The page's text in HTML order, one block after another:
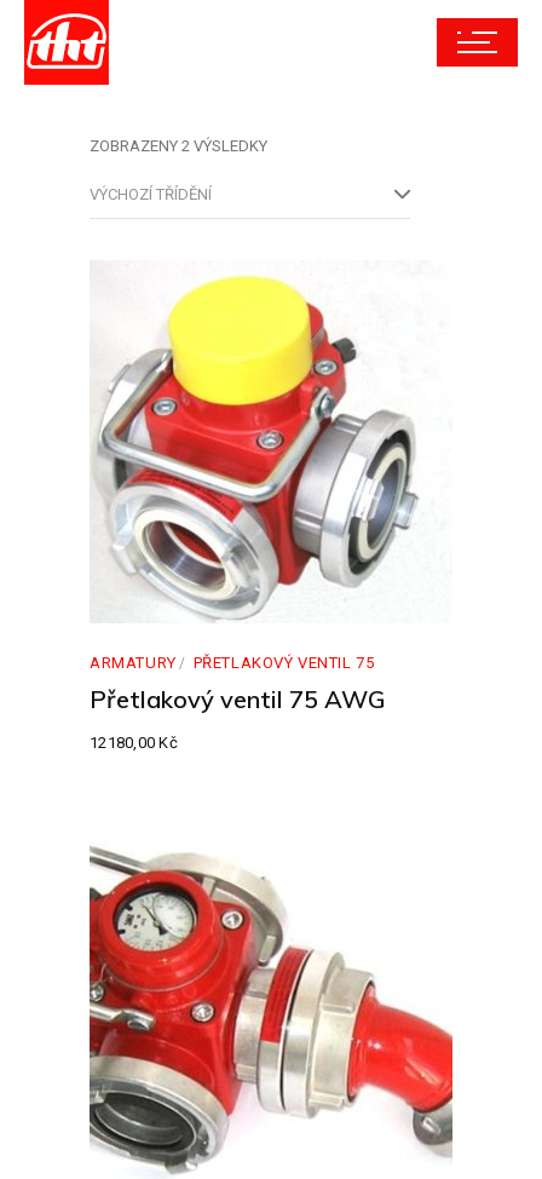
ZOBRAZENY 2 VÝSLEDKY
VÝCHOZÍ TŘÍDĚNÍ
ARMATURY PŘETLAKOVÝ VENTIL 75
Přetlakový ventil 75 AWG
12180,00Kč